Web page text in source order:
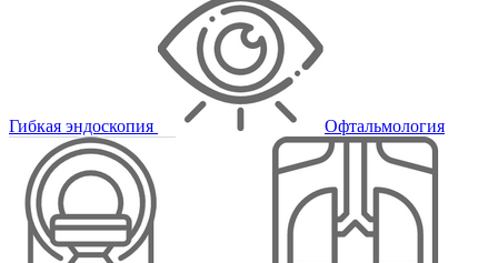
Гибкая эндоскопия Офтальмология